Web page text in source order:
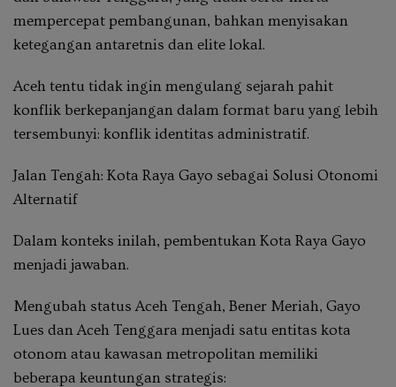
mempercepat pembangunan, bahkan menyisakan
ketegangan antaretnis dan elite lokal.
Aceh tentu tidak ingin mengulang sejarah pahit
konflik berkepanjangan dalam format baru yang lebih
tersembunyi: konflik identitas administratif.
Jalan Tengah: Kota Raya Gayo sebagai Solusi Otonomi
Alternatif
Dalam konteks inilah, pembentukan Kota Raya Gayo
menjadi jawaban.
Mengubah status Aceh Tengah, Bener Meriah, Gayo
Lues dan Aceh Tenggara menjadi satu entitas kota
otonom atau kawasan metropolitan memiliki
beberapa keuntungan strategis: